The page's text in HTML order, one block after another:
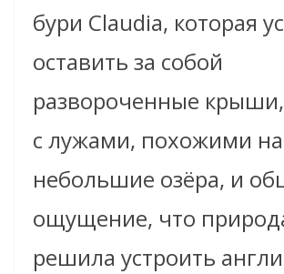
бури Claudia, которая
оставить за собой
развороченные
с лужами, похожими на
небольшие озёра, и
ощущение, что
решила устроить